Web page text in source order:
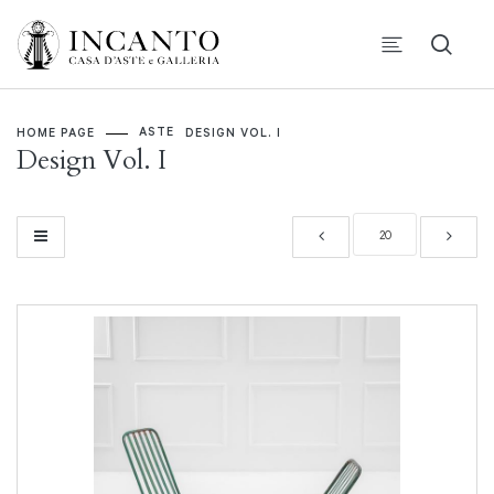
HOME PAGE ASTE DESIGN VOL. I
Design Vol. I